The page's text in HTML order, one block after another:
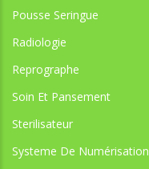
Pousse Seringue
Radiologie
Reprographe
Soin Et Pansement
Sterilisateur
Systeme De Numérisation